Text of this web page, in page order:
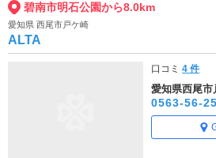
碧南市明石公園から8.0km
愛知県 西尾市戸ケ崎
ALTA
口コミ4 件
愛知県西尾市
0563-56-